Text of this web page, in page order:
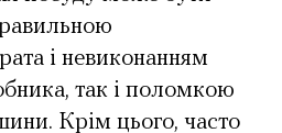
і невиконанням
так і поломкою
Крім цього, часто